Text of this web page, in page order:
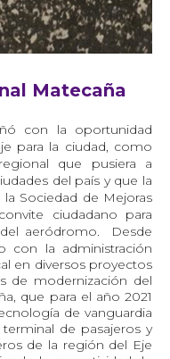
Matecaña
con la oportunidad
para la ciudad, como
que pusiera a
del país y que la
la Sociedad de Mejoras
ciudadano para
aeródromo.
Desde
con la administración
en diversos proyectos
de modernización del
que para el año 2021
de vanguardia
de pasajeros y
de la región del Eje